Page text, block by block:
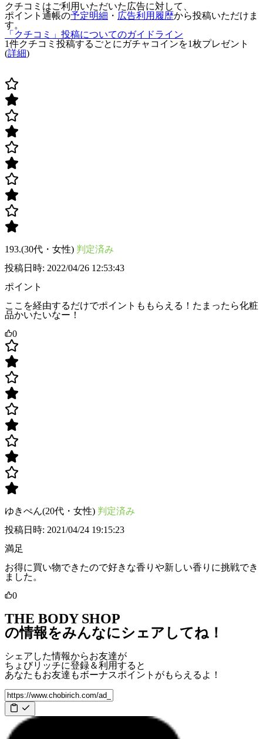
クチコミはご利用いただいた広告に対して、
ポイント通帳の予定明細 ・ 広告利用履歴から投稿いただけま
す。
「クチコミ」投稿についてのガイドライン
1件クチコミ投稿するごとに ガチャコインを1枚プレゼント
(詳細)
193.(30代・女性) 判定済み
投稿日時: 2022/04/26 12:53:43
ポイント
ここを経由するだけでポイントももらえる！たまったら化粧
品かいたいなー！
0
ゆきぺん(20代・女性) 判定済み
投稿日時: 2021/04/24 19:15:23
満足
お得に買い物できたので好きな香りや新しい香りに挑戦でき
ました。
0
THE BODY SHOP
の情報をみんなにシェアしてね！
シェアした情報からお友達が
ちょびリッチに登録＆利用すると
あなたもお友達もボーナスポイント がもらえるよ！